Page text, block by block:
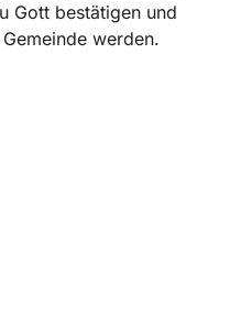
Gott bestätigen und
werden.